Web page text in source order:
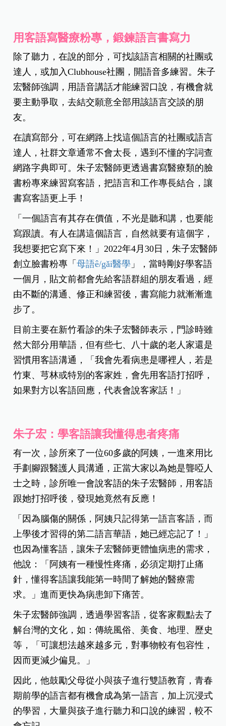
用客語寫醫療粉專，鍛鍊語言書寫力
除了聽力，在說的部分，可找該語言相關的社團或
達人，或加入Clubhouse社團，開語音多練習。朱子
宏醫師強調，用語音講話才能練習口說，有機會就
要主動爭取，去結交願意全部用該語言交談的朋
友。
在讀寫部分，可在網路上找這個語言的社團或語言
達人，社群文章通常不會太長，遇到不懂的字詞查
網路字典即可。朱子宏醫師更透過書寫醫療類的臉
書粉專來練習寫客語，把語言和工作專長結合，讓
書寫客語更上手！
「一個語言有其存在價值，不光是聽和講，也要能
寫跟讀。有人在講這個語言，自然就要有這個字，
我想要把它寫下來！」2022年4月30日，朱子宏醫師
創立臉書粉專「母語ê/gǎi醫學 」，當時剛好學客語
一個月，貼文前都會先給客語群組的朋友看過，經
由不斷的溝通、修正和練習後，書寫能力就漸漸進
步了。
目前主要在新竹看診的朱子宏醫師表示，門診時雖
然大部分用華語，但有些七、八十歲的老人家還是
習慣用客語溝通，「我會先看病患是哪裡人，若是
竹東、芎林或特別的客家姓，會先用客語打招呼，
如果對方以客語回應，代表會說客家話！」
朱子宏：學客語讓我懂得患者疼痛
有一次，診所來了一位60多歲的阿姨，一進來用比
手劃腳跟醫護人員溝通，正當大家以為她是聾啞人
士之時，診所唯一會說客語的朱子宏醫師，用客語
跟她打招呼後，發現她竟然有反應！
「因為腦傷的關係，阿姨只記得第一語言客語，而
上學後才習得的第二語言華語，她已經忘記了！」
也因為懂客語，讓朱子宏醫師更體恤病患的需求，
他說：「阿姨有一種慢性疼痛，必須定期打止痛
針，懂得客語讓我能第一時間了解她的醫療需
求。」進而更快為病患卸下痛苦。
朱子宏醫師強調，透過學習客語，從客家觀點去了
解台灣的文化，如：傳統風俗、美食、地理、歷史
等，「可讓想法越來越多元，對事物較有包容性，
因而更減少偏見。」
因此，他鼓勵父母從小與孩子進行雙語教育，青春
期前學的語言都有機會成為第一語言，加上沉浸式
的學習，大量與孩子進行聽力和口說的練習，較不